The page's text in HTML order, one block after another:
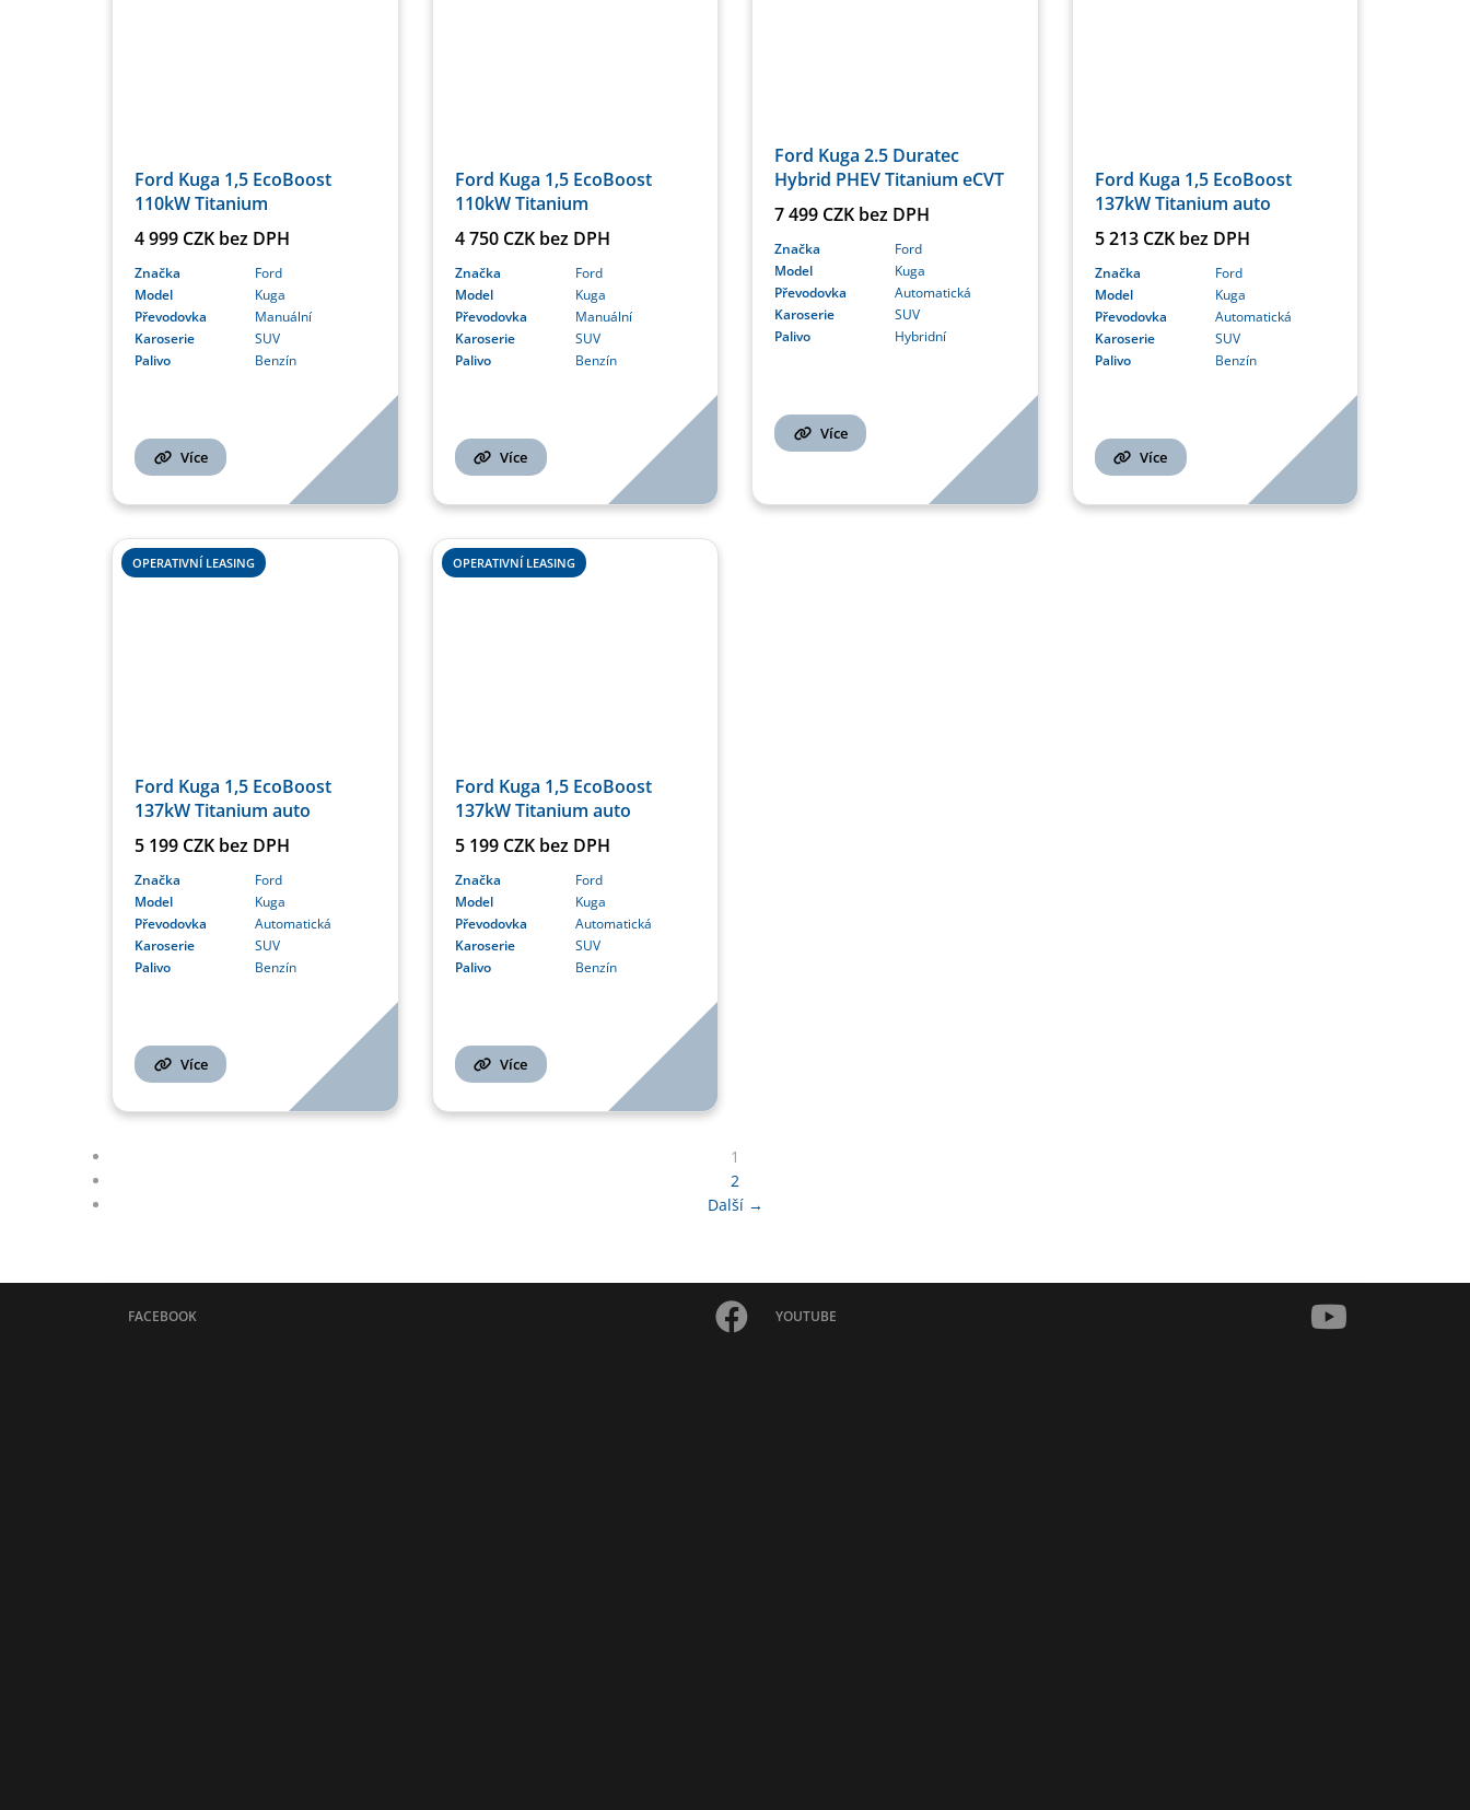
Ford Kuga 1,5 EcoBoost
110kW Titanium
4 999 CZK bez DPH
Značka
Ford
Model
Kuga
Převodovka
Manuální
Karoserie
SUV
Palivo
Benzín
Více
Ford Kuga 1,5 EcoBoost
110kW Titanium
4 750 CZK bez DPH
Značka
Ford
Model
Kuga
Převodovka
Manuální
Karoserie
SUV
Palivo
Benzín
Více
Ford Kuga 2.5 Duratec
Hybrid PHEV Titanium eCVT
7 499 CZK bez DPH
Značka
Ford
Model
Kuga
Převodovka
Automatická
Karoserie
SUV
Palivo
Hybridní
Více
Ford Kuga 1,5 EcoBoost
137kW Titanium auto
5 213 CZK bez DPH
Značka
Ford
Model
Kuga
Převodovka
Automatická
Karoserie
SUV
Palivo
Benzín
Více
OPERATIVNÍ LEASING
Ford Kuga 1,5 EcoBoost
137kW Titanium auto
5 199 CZK bez DPH
Značka
Ford
Model
Kuga
Převodovka
Automatická
Karoserie
SUV
Palivo
Benzín
Více
OPERATIVNÍ LEASING
Ford Kuga 1,5 EcoBoost
137kW Titanium auto
5 199 CZK bez DPH
Značka
Ford
Model
Kuga
Převodovka
Automatická
Karoserie
SUV
Palivo
Benzín
Více
1
2
Další →
FACEBOOK YOUTUBE